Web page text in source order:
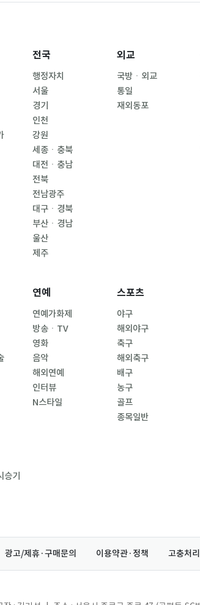
전국
행정자치
서울
경기
인천
강원
세종ㆍ충북
대전ㆍ충남
전북
전남광주
대구ㆍ경북
부산ㆍ경남
울산
제주
외교
국방ㆍ외교
통일
재외동포
기
연예
연예가화제
방송ㆍTV
영화
음악
해외연예
인터뷰
N스타일
스포츠
야구
해외야구
축구
해외축구
배구
농구
골프
종목일반
광고/제휴·구매문의 이용약관·정책 고충처리